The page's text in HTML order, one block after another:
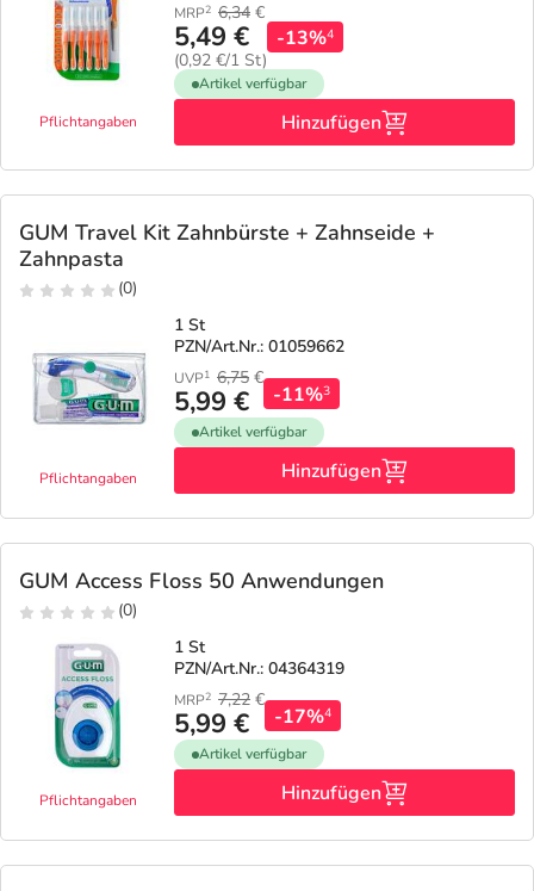
Pflichtangaben
MRP2 6,34 €
5,49 €
(0,92 €/1 St)
-13%4
Artikel verfügbar
Hinzufügen
GUM Travel Kit Zahnbürste + Zahnseide +
Zahnpasta
(0)
Pflichtangaben
1 St
PZN/Art.Nr.: 01059662
UVP1 6,75 €
5,99 € -11%3
Artikel verfügbar
Hinzufügen
GUM Access Floss 50 Anwendungen
(0)
Pflichtangaben
1 St
PZN/Art.Nr.: 04364319
MRP2 7,22 €
5,99 € -17%4
Artikel verfügbar
Hinzufügen